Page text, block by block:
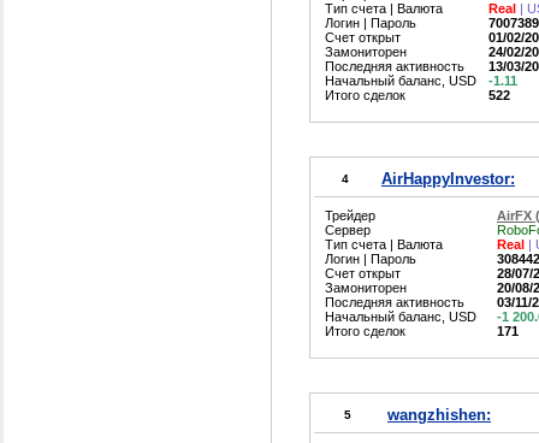
Тип счета | Валюта
Логин | Пароль
Счет открыт
Замониторен
Последняя активность
Начальный баланс, USD
Итого сделок
Real |
01/02/
24/02/
13/03/
-1.11
522
4 AirHappyInvestor:
Трейдер
Сервер
Тип счета | Валюта
Логин | Пароль
Счет открыт
Замониторен
Последняя активность
Начальный баланс, USD
Итого сделок
AirFX
Real |
28/07/
20/08/
03/11/
-1
171
5 wangzhishen: